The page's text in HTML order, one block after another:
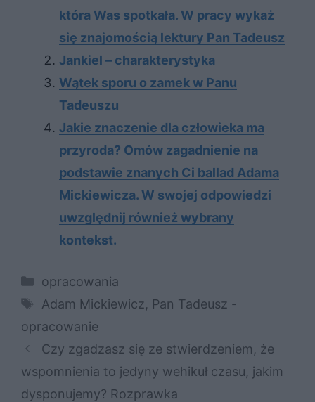
która Was spotkała. W pracy wykaż
się znajomością lektury Pan Tadeusz
Jankiel – charakterystyka
Wątek sporu o zamek w Panu
Tadeuszu
Jakie znaczenie dla człowieka ma
przyroda? Omów zagadnienie na
podstawie znanych Ci ballad Adama
Mickiewicza. W swojej odpowiedzi
uwzględnij również wybrany
kontekst.
Kategorie
opracowania
Tagi
Adam Mickiewicz, Pan Tadeusz -
opracowanie
Czy zgadzasz się ze stwierdzeniem, że
wspomnienia to jedyny wehikuł czasu, jakim
dysponujemy? Rozprawka